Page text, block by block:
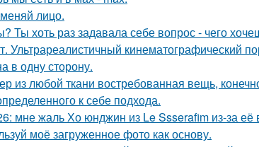
лицо.
Ты хоть раз задавала себе вопрос - чего
Ультрареалистичный кинематографический
в одну сторону.
из любой ткани востребованная вещь,
к себе подхода.
мне жаль Хо юнджин из Le Ssserafim из-за
моё загруженное фото как основу.